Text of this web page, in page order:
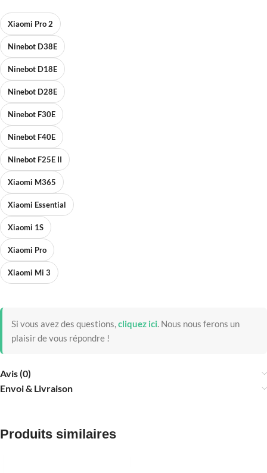
Xiaomi Pro 2
Ninebot D38E
Ninebot D18E
Ninebot D28E
Ninebot F30E
Ninebot F40E
Ninebot F25E II
Xiaomi M365
Xiaomi Essential
Xiaomi 1S
Xiaomi Pro
Xiaomi Mi 3
Si vous avez des questions,cliquez ici. Nous nous ferons un
plaisir de vous répondre !
Avis (0)
Envoi & Livraison
Produits similaires